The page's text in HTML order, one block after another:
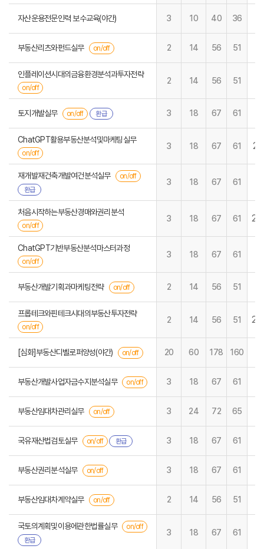
자산운용전문인력 보수교육(야간) 3 10 40 36
부동산리츠와펀드실무 on/off 2 14 56 51
인플레이션시대의금융환경분석과투자전략
on/off
2 14 56 51
토지개발실무 on/off 환급 3 18 67 61
ChatGPT활용부동산분석및마케팅실무
on/off
3 18 67 61 21
재개발재건축개발여건분석실무
on/off
환급
3 18 67 61
처음시작하는부동산경매와권리분석
on/off
3 18 67 61 26
ChatGPT기반부동산분석마스터과정
on/off
3 18 67 61
부동산개발기획과마케팅전략 on/off 2 14 56 51
프롭테크와핀테크시대의부동산투자전략
on/off
2 14 56 51 29
[심화]부동산디벨로퍼양성(야간) on/off 20 60 178 160
부동산개발사업자금수지분석실무 on/off 3 18 67 61
부동산임대차관리실무 on/off 3 24 72 65
국유재산법검토실무 on/off 환급 3 18 67 61
부동산권리분석실무 on/off 3 18 67 61
부동산임대차계약실무 on/off 2 14 56 51
국토의계획및이용에관한법률실무
on/off
환급
3 18 67 61